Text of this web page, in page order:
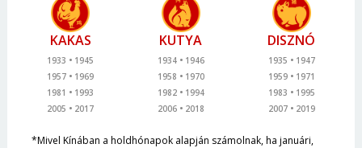
KAKAS
1933
1945
1957
1969
1981
1993
2005
2017
KUTYA
1934
1946
1958
1970
1982
1994
2006
2018
DISZNÓ
1935
1947
1959
1971
1983
1995
2007
2019
*Mivel Kínában a holdhónapok alapján számolnak, ha januári,